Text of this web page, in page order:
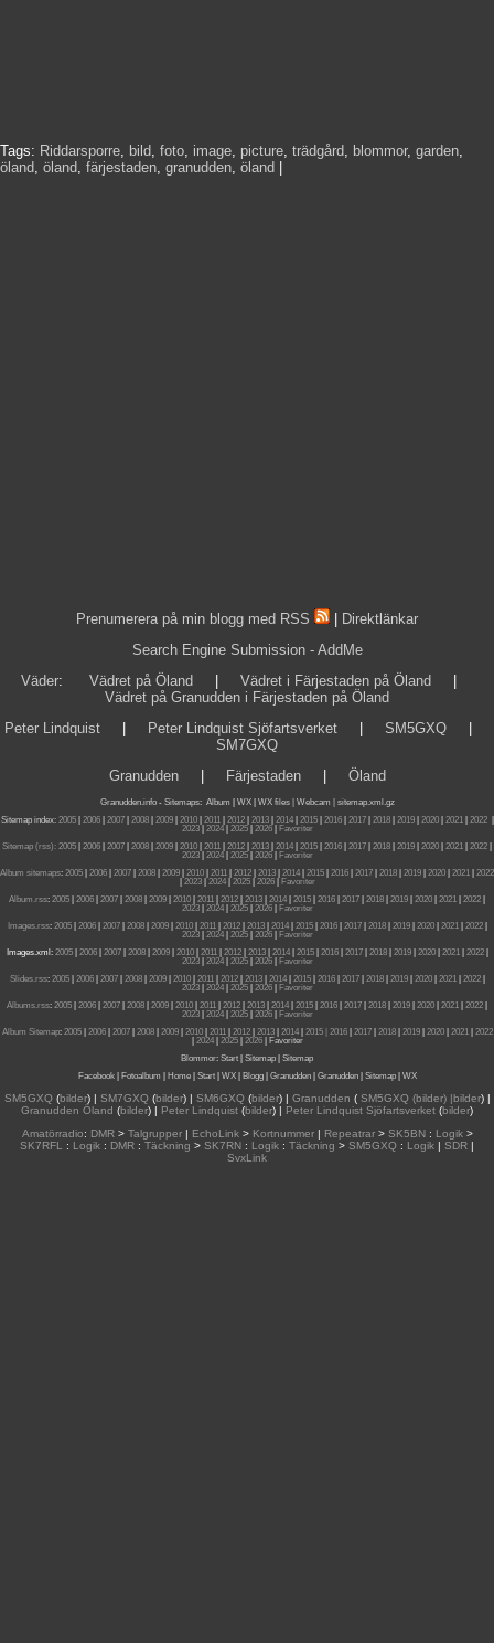
Tags: Riddarsporre, bild, foto, image, picture, trädgård, blommor, garden,
öland, öland, färjestaden, granudden, öland
Prenumerera på min blogg med RSS
Direktlänkar
Search Engine Submission - AddMe
Väder: Vädret på Öland Vädret i Färjestaden på Öland
Vädret på Granudden i Färjestaden på Öland
Peter Lindquist
Peter Lindquist Sjöfartsverket SM5GXQ
SM7GXQ
Granudden| Färjestaden| Öland
Granudden.info- Sitemaps: Album WX WX files | Webcam |
sitemap.xml.gz
Sitemap index: 2005| 2006| 2007| 2008| 2009| 2010| 2011| 2012| 2013| 2014| 2015| 2016| 2017| 2018| 2019| 2020| 2021| 2022|
2023| 2024| 2025| 2026|
Favoriter
Sitemap (rss): 2005 2006 2007 2008 2009 2010 2011 2012 2013 2014 2015 2016 2017 2018 2019 2020 2021 2022
2023| 2024| 2025| 2026|
Favoriter
Album sitemaps: 2005 2006 2007 2008 2009 2010 2011 2012 2013 2014 2015 2016 2017 2018 2019 2020 2021
2022
2023| 2024| 2025| 2026|
Favoriter
Album.rss: 2005 2006 2007 2008 2009 2010 2011 2012 2013 2014 2015 2016 2017 2018 2019 2020 2021 2022
2023| 2024| 2025| 2026|
Favoriter
Images.rss: 2005| 2006| 2007| 2008| 2009| 2010| 2011| 2012| 2013| 2014| 2015| 2016| 2017| 2018| 2019| 2020| 2021| 2022|
2023| 2024| 2025| 2026|
Favoriter
Images.xml: 2005| 2006| 2007| 2008| 2009| 2010| 2011| 2012| 2013| 2014| 2015| 2016| 2017| 2018| 2019| 2020| 2021| 2022|
2023| 2024| 2025| 2026|
Favoriter
Slides.rss: 2005| 2006| 2007| 2008| 2009| 2010| 2011| 2012| 2013| 2014| 2015| 2016| 2017| 2018| 2019| 2020| 2021| 2022|
2023| 2024| 2025| 2026|
Favoriter
Albums.rss: 2005 2006 2007 2008 2009 2010 2011 2012 2013 2014 2015 2016 2017 2018 2019 2020 2021 2022
2023| 2024| 2025| 2026|
Favoriter
Album Sitemap: 2005| 2006| 2007| 2008| 2009| 2010| 2011| 2012| 2013| 2014| 2015 | 2016| 2017| 2018| 2019| 2020| 2021| 2022
2024| 2025| 2026|
Favoriter
Blommor: Start Sitemap
Sitemap
Facebook| Fotoalbum Home| Start| WX| Blogg| Granudden| Granudden| Sitemap| WX
SM5GXQ(bilder) | SM7GXQ(bilder) | SM6GXQ(bilder) | Granudden (SM5GXQ (bilder) |bilder) |
Granudden Öland (bilder) | Peter Lindquist (bilder) | Peter Lindquist Sjöfartsverket (bilder)
Amatörradio: DMR> Talgrupper| EchoLink> Kortnummer| Repeatrar> SK5BN: Logik>
SK7RFL
: Logik : DMR : Täckning > SK7RN : Logik : Täckning > SM5GXQ : Logik | SDR |
SvxLink